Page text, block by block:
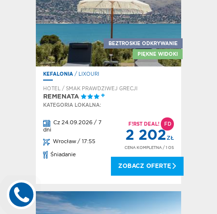
BEZTROSKIE ODKRYWANIE
PIĘKNE WIDOKI
KEFALONIA / LIXOURI
HOTEL / SMAK PRAWDZIWEJ GRECJI
REMENATA
KATEGORIA LOKALNA:
Cz 24.09.2026 / 7
dni
Wrocław / 17:55
Śniadanie
F!RST DEAL! FD
2 202ZŁ
CENA KOMPLETNA / 1 OS
ZOBACZ OFERTĘ